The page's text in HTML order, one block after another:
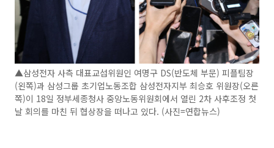
▲삼성전자 사측 대표교섭위원인 여명구 DS(반도체 부문) 피플팀장
(왼쪽)과 삼성그룹 초기업노동조합 삼성전자지부 최승호 위원장(오른
쪽)이 18일 정부세종청사 중앙노동위원회에서 열린 2차 사후조정 첫
날 회의를 마친 뒤 협상장을 떠나고 있다. (사진=연합뉴스)